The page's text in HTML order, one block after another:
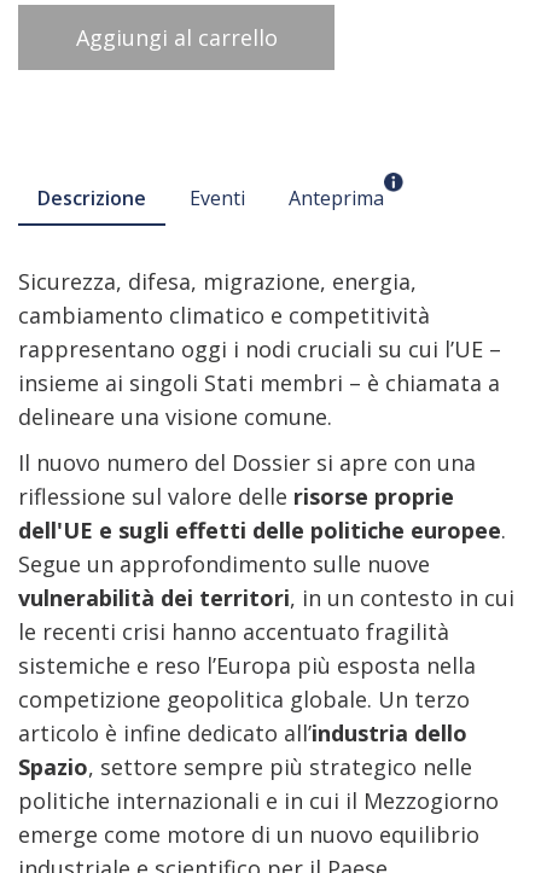
Aggiungi al carrello
Descrizione Eventi Anteprima
Sicurezza, difesa, migrazione, energia,
cambiamento climatico e competitività
rappresentano oggi i nodi cruciali su cui l’UE –
insieme ai singoli Stati membri – è chiamata a
delineare una visione comune.
Il nuovo numero del Dossier si apre con una
riflessione sul valore delle risorse proprie
dell'UE e sugli effetti delle politiche europee.
Segue un approfondimento sulle nuove
vulnerabilità dei territori, in un contesto in cui
le recenti crisi hanno accentuato fragilità
sistemiche e reso l’Europa più esposta nella
competizione geopolitica globale. Un terzo
articolo è infine dedicato all’industria dello
Spazio, settore sempre più strategico nelle
politiche internazionali e in cui il Mezzogiorno
emerge come motore di un nuovo equilibrio